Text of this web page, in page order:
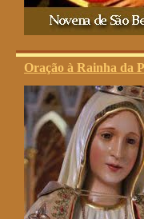
Oração à Rainha da